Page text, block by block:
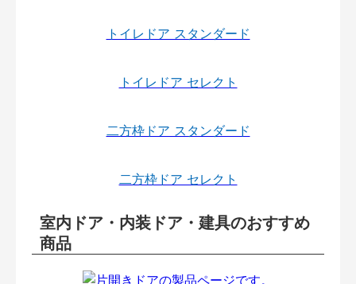
トイレドア スタンダード
トイレドア セレクト
二方枠ドア スタンダード
二方枠ドア セレクト
室内ドア・内装ドア・建具のおすすめ
商品